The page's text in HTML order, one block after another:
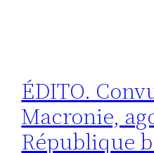
ÉDITO.
Macronie,
République